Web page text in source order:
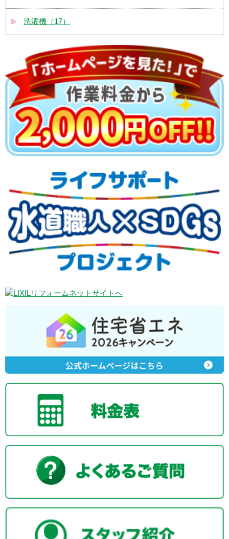
洗濯機（17）